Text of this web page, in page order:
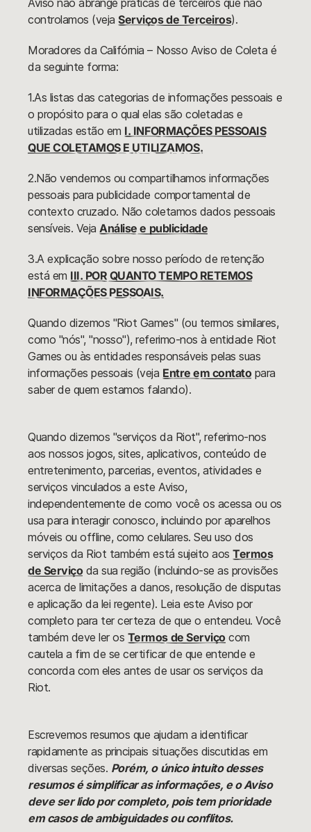
Aviso não abrange práticas de terceiros que não
controlamos (vejaServiços de Terceiros).
Moradores da Califórnia – Nosso Aviso de Coleta é
da seguinte forma:
1.As listas das categorias de informações pessoais e
o propósito para o qual elas são coletadas e
utilizadas estão em I. INFORMAÇÕES PESSOAIS
QUE COLETAMOS E UTILIZAMOS.
2.Não vendemos ou compartilhamos informações
pessoais para publicidade comportamental de
contexto cruzado. Não coletamos dados pessoais
sensíveis. VejaAnálise e publicidade
3.A explicação sobre nosso período de retenção
está em III. POR QUANTO TEMPO RETEMOS
INFORMAÇÕES PESSOAIS.
Quando dizemos "Riot Games" (ou termos similares,
como "nós", "nosso"), referimo-nos à entidade Riot
Games ou às entidades responsáveis pelas suas
informações pessoais (veja Entre em contatopara
saber de quem estamos falando).
Quando dizemos "serviços da Riot", referimo-nos
aos nossos jogos, sites, aplicativos, conteúdo de
entretenimento, parcerias, eventos, atividades e
serviços vinculados a este Aviso,
independentemente de como você os acessa ou os
usa para interagir conosco, incluindo por aparelhos
móveis ou offline, como celulares. Seu uso dos
serviços da Riot também está sujeito aosTermos
de Serviçoda sua região (incluindo-se as provisões
acerca de limitações a danos, resolução de disputas
e aplicação da lei regente). Leia este Aviso por
completo para ter certeza de que o entendeu. Você
também deve ler os Termos de Serviçocom
cautela a fim de se certificar de que entende e
concorda com eles antes de usar os serviços da
Riot.
Escrevemos resumos que ajudam a identificar
rapidamente as principais situações discutidas em
diversas seções. Porém, o único intuito desses
resumos é simplificar as informações, e o Aviso
deve ser lido por completo, pois tem prioridade
em casos de ambiguidades ou conflitos.